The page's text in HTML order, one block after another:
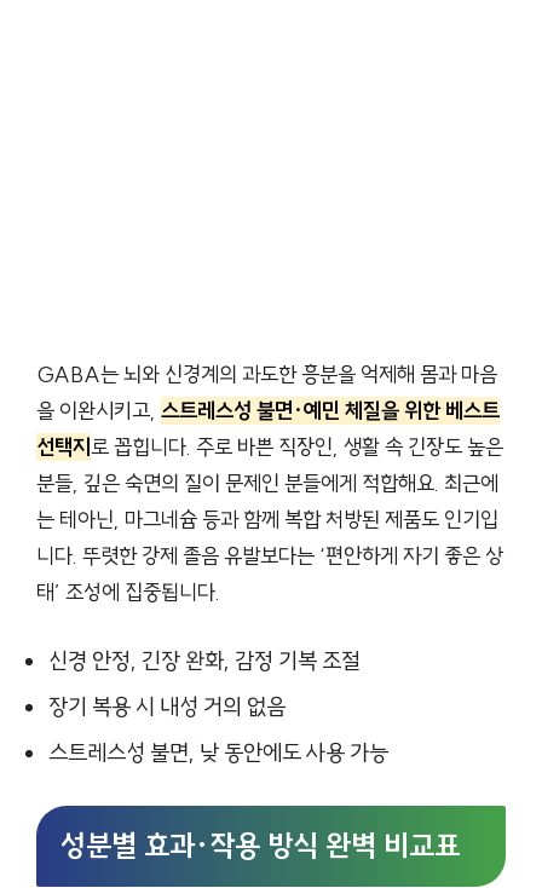
GABA는 뇌와 신경계의 과도한 흥분을 억제해 몸과 마음
을 이완시키고, 스트레스성 불면·예민 체질을 위한 베스트
선택지로 꼽힙니다. 주로 바쁜 직장인, 생활 속 긴장도 높은
분들, 깊은 숙면의 질이 문제인 분들에게 적합해요. 최근에
는 테아닌, 마그네슘 등과 함께 복합 처방된 제품도 인기입
니다. 뚜렷한 강제 졸음 유발보다는 ‘편안하게 자기 좋은 상
태’ 조성에 집중됩니다.
신경 안정, 긴장 완화, 감정 기복 조절
장기 복용 시 내성 거의 없음
스트레스성 불면, 낮 동안에도 사용 가능
성분별 효과·작용 방식 완벽 비교표